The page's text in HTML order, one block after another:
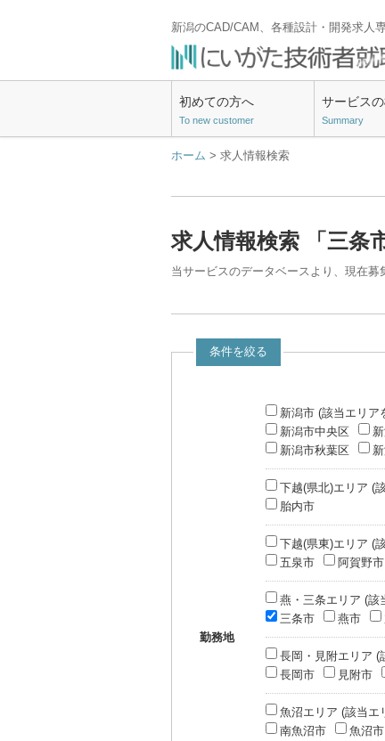
新潟のCAD/CAM、各種設計・開発求人
初めての方へ
To new customer
サービス
Summary
ホーム > 求人情報検索
求人情報検索 「三条
当サービスのデータベースより、現在募
条件を絞る
勤務地
新潟市 (該当エリア
新潟市中央区
新潟市秋葉区
下越(県北)エリア (
胎内市
下越(県東)エリア (
五泉市
阿賀野市
燕・三条エリア (該
三条市
燕市
長岡・見附エリア (
長岡市
見附市
魚沼エリア (該当エ
南魚沼市
魚沼市